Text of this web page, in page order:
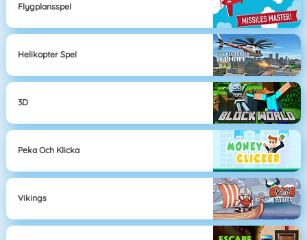
Flygplansspel
Helikopter Spel
3D
Peka Och Klicka
Vikings